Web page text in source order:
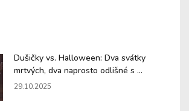
Dušičky vs. Halloween: Dva svátky
mrtvých, dva naprosto odlišné s ...
29.10.2025